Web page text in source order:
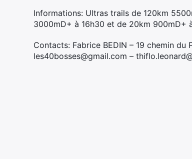
Informations: Ultras trails de 120km
3000mD+ à 16h30 et de 20km 900mD+
Contacts: Fabrice BEDIN – 19 chemin du
les40bosses@gmail.com –